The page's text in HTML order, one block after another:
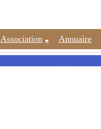
Association Annuaire